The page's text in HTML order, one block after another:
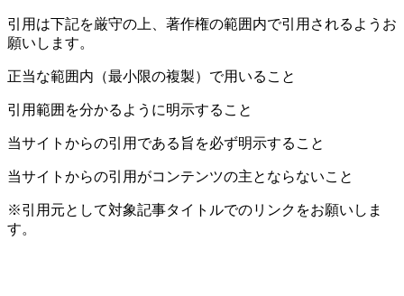
引用は下記を厳守の上、著作権の範囲内で引用されるようお
願いします。
正当な範囲内（最小限の複製）で用いること
引用範囲を分かるように明示すること
当サイトからの引用である旨を必ず明示すること
当サイトからの引用がコンテンツの主とならないこと
※引用元として対象記事タイトルでのリンクをお願いしま
す。